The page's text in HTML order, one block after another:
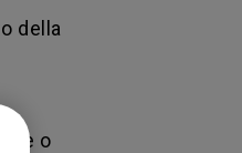
della
o